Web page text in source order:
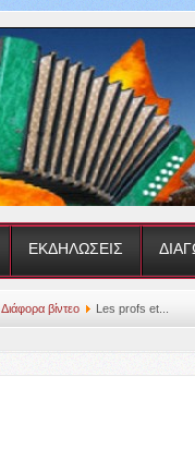
ΕΚΔΗΛΩΣΕΙΣ
Διάφορα βίντεο Les profs et...